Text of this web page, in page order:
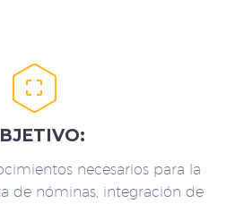


necesarios para la
de nóminas, integración de